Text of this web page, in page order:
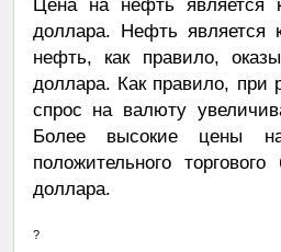
Цена на нефть является
доллара. Нефть является
нефть, как правило,
доллара. Как правило, при
спрос на валюту
Более высокие цены
положительного
доллара.
?